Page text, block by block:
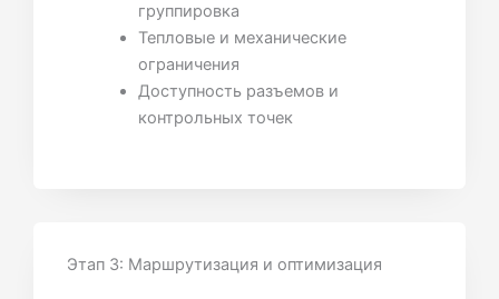
группировка
Тепловые и механические
ограничения
Доступность разъемов и
контрольных точек
Этап 3: Маршрутизация и оптимизация